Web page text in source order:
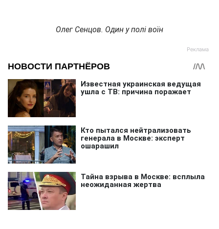
Олег Сенцов. Один у полі воїн